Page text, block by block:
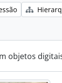
objetos